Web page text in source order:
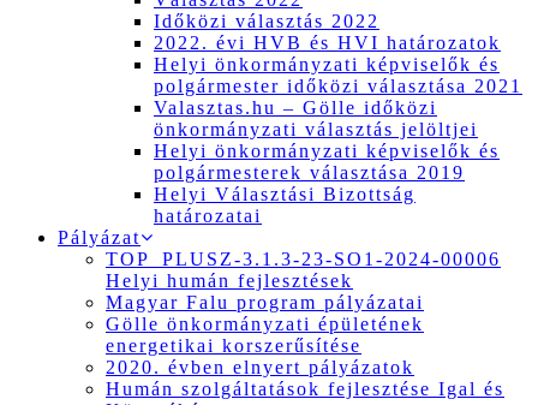
Időközi választás 2022
2022. évi HVB és HVI határozatok
Helyi önkormányzati képviselők és
polgármester időközi választása 2021
Valasztas.hu – Gölle időközi
önkormányzati választás jelöltjei
Helyi önkormányzati képviselők és
polgármesterek választása 2019
Helyi Választási Bizottság
határozatai
Pályázat
TOP_PLUSZ-3.1.3-23-SO1-2024-00006
Helyi humán fejlesztések
Magyar Falu program pályázatai
Gölle önkormányzati épületének
energetikai korszerűsítése
2020. évben elnyert pályázatok
Humán szolgáltatások fejlesztése Igal és